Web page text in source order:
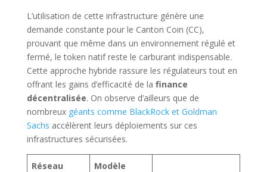
L’utilisation de cette infrastructure génère une
demande constante pour le Canton Coin (CC),
prouvant que même dans un environnement régulé et
fermé, le token natif reste le carburant indispensable.
Cette approche hybride rassure les régulateurs tout en
offrant les gains d’efficacité de la finance
décentralisée. On observe d’ailleurs que de
nombreux géants comme BlackRock et Goldman
Sachs accélèrent leurs déploiements sur ces
infrastructures sécurisées.
Réseau
Modèle